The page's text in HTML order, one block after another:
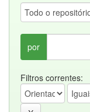
por
Filtros correntes: